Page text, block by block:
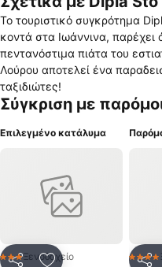
Το τουριστικό συγκρότημα
κοντά στα Ιωάννινα, παρέχει άριστη διαμονή σε συνδυασμό με τα
πεντανόστιμα πιάτα του
Λούρου αποτελεί ένα
ταξιδιώτες!
Σύγκριση με
Επιλεγμένο κατάλυμα
3 ΑστέριαΞενοδοχείο 4